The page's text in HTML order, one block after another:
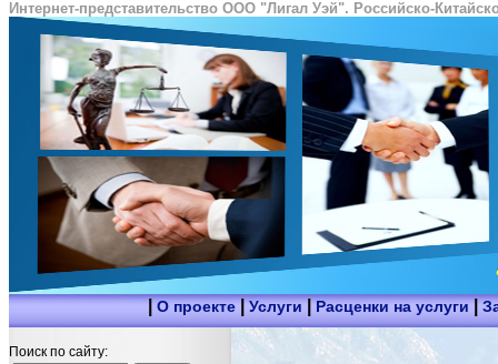
Интернет-представительство ООО "Лигал Уэй". Российско-
|О проекте|Услуги |Расценки на услуги|
Поиск по сайту: